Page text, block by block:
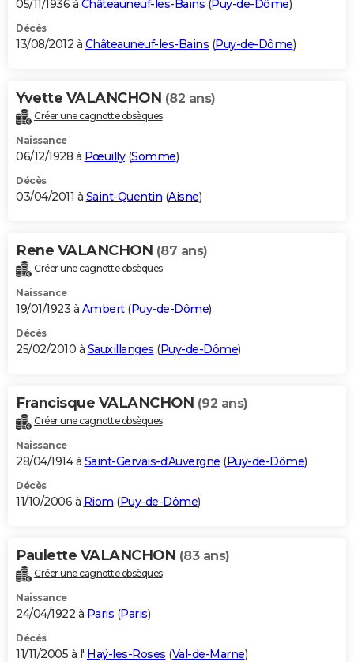
05/11/1936 à Châteauneuf-les-Bains (Puy-de-Dôme)
Décès
13/08/2012 à Châteauneuf-les-Bains (Puy-de-Dôme)
Yvette VALANCHON (82 ans)
Créer une cagnotte obsèques
Naissance
06/12/1928 à Pœuilly(Somme)
Décès
03/04/2011 à Saint-Quentin (Aisne)
Rene VALANCHON (87 ans)
Créer une cagnotte obsèques
Naissance
19/01/1923 à Ambert(Puy-de-Dôme)
Décès
25/02/2010 à Sauxillanges (Puy-de-Dôme)
Francisque VALANCHON (92 ans)
Créer une cagnotte obsèques
Naissance
28/04/1914 à Saint-Gervais-d'Auvergne (Puy-de-Dôme)
Décès
11/10/2006 à Riom (Puy-de-Dôme)
Paulette VALANCHON (83 ans)
Créer une cagnotte obsèques
Naissance
24/04/1922 à Paris (Paris)
Décès
11/11/2005 à l' Haÿ-les-Roses (Val-de-Marne)